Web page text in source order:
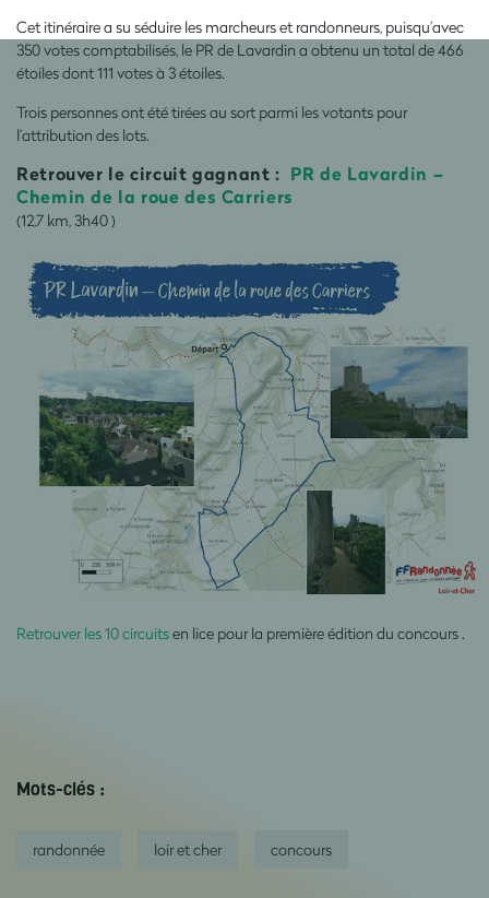
Cet itinéraire a su séduire les marcheurs et randonneurs, puisqu’avec
350 votes comptabilisés, le PR de Lavardin a obtenu un total de 466
étoiles dont 111 votes à 3 étoiles.
Trois personnes ont été tirées au sort parmi les votants pour
l’attribution des lots.
Retrouver le circuit gagnant : PR de Lavardin –
Chemin de la roue des Carriers
(12,7 km, 3h40 )
Retrouver les 10 circuitsen lice pour la première édition du concours.
Mots-clés :
randonnée loir et cher concours